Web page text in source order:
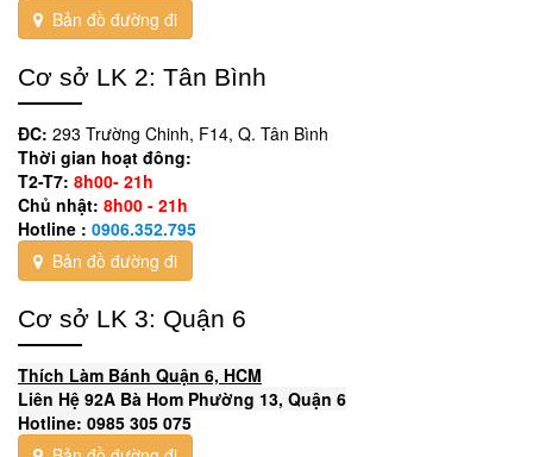
Bản đồ đường đi
Cơ sở LK 2: Tân Bình
ĐC: 293 Trường Chinh, F14, Q. Tân Bình
Thời gian hoạt đông:
T2-T7: 8h00- 21h
Chủ nhật: 8h00 - 21h
Hotline : 0906.352.795
Bản đồ đường đi
Cơ sở LK 3: Quận 6
Thích Làm Bánh Quận 6, HCM
Liên Hệ 92A Bà Hom Phường 13, Quận 6
Hotline: 0985 305 075